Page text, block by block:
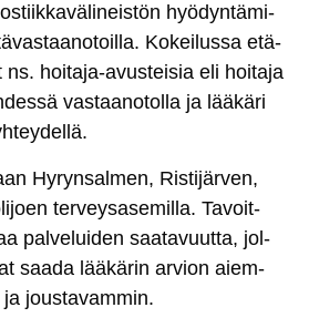
hyö­dyn­tä­mi­
Ko­kei­lus­sa etä­
ns. hoi­ta­ja-avus­tei­sia eli hoi­ta­ja
vas­taa­no­tol­la ja lää­kä­ri
Hy­ryn­sal­men, Ris­ti­jär­ven,
ter­vey­sa­se­mil­la. Ta­voit­
pal­ve­lui­den saa­ta­vuut­ta, jol­
saa­da lää­kä­rin ar­vion aiem­
jous­ta­vam­min.